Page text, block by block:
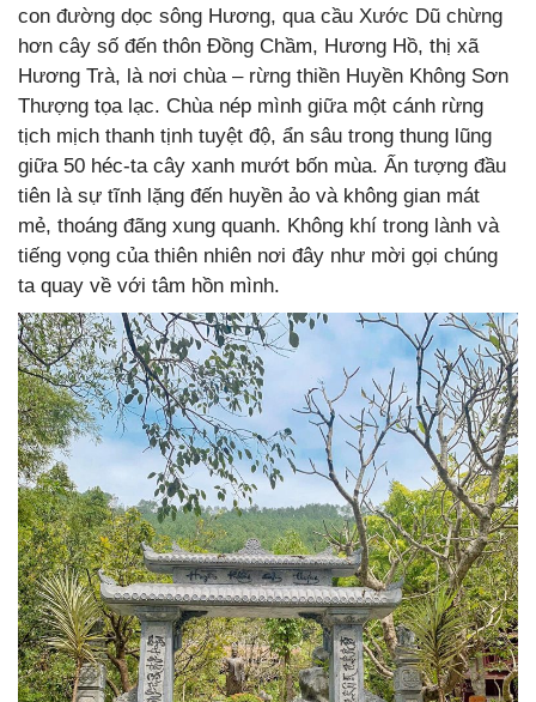
con đường dọc sông Hương, qua cầu Xước Dũ chừng
hơn cây số đến thôn Đồng Chầm, Hương Hồ, thị xã
Hương Trà, là nơi chùa – rừng thiền Huyền Không Sơn
Thượng tọa lạc. Chùa nép mình giữa một cánh rừng
tịch mịch thanh tịnh tuyệt độ, ẩn sâu trong thung lũng
giữa 50 héc-ta cây xanh mướt bốn mùa. Ấn tượng đầu
tiên là sự tĩnh lặng đến huyền ảo và không gian mát
mẻ, thoáng đãng xung quanh. Không khí trong lành và
tiếng vọng của thiên nhiên nơi đây như mời gọi chúng
ta quay về với tâm hồn mình.